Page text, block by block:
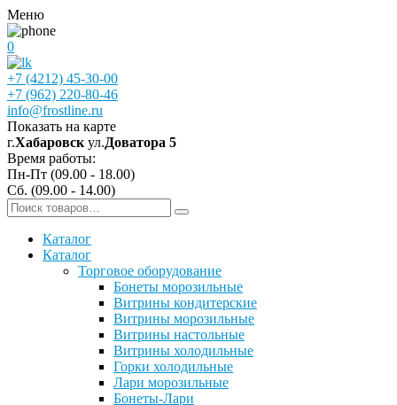
Меню
0
+7 (4212) 45-30-00
+7 (962) 220-80-46
info@frostline.ru
Показать на карте
г.Хабаровск ул.Доватора 5
Время работы:
Пн-Пт (09.00 - 18.00)
Сб. (09.00 - 14.00)
Каталог
Каталог
Торговое оборудование
Бонеты морозильные
Витрины кондитерские
Витрины морозильные
Витрины настольные
Витрины холодильные
Горки холодильные
Лари морозильные
Бонеты-Лари